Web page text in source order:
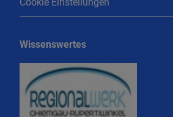
Wissenswertes